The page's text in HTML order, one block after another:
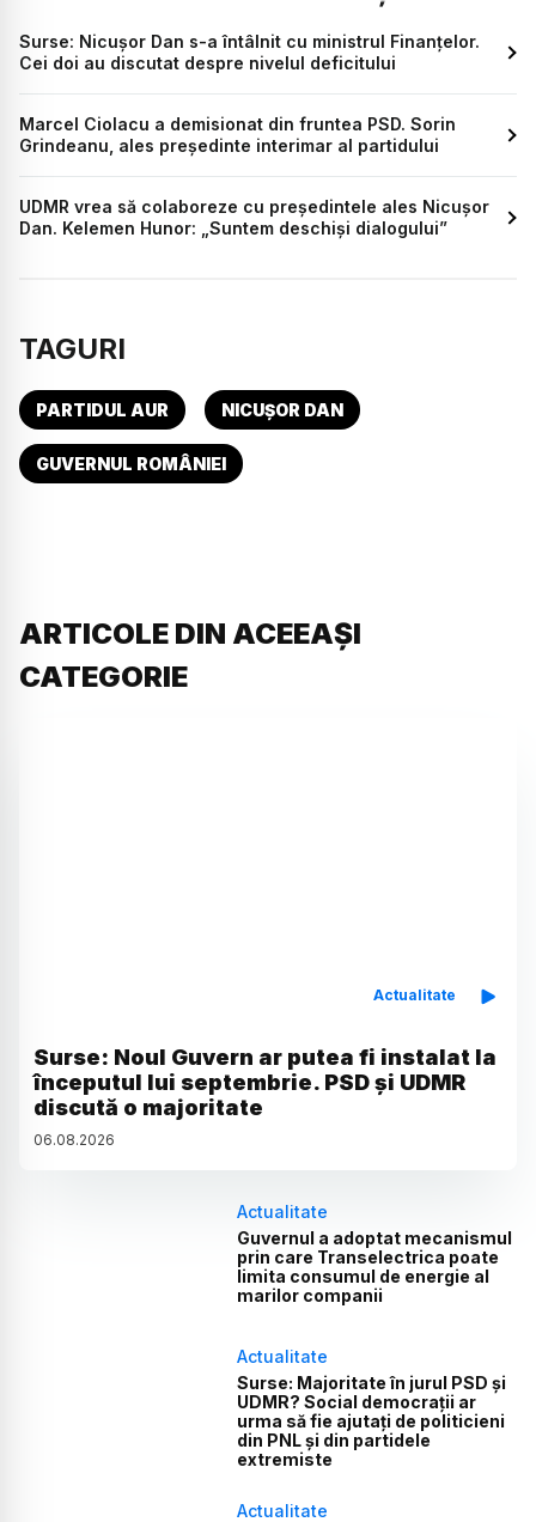
Surse: Nicușor Dan s-a întâlnit cu ministrul Finanțelor.
Cei doi au discutat despre nivelul deficitului
Marcel Ciolacu a demisionat din fruntea PSD. Sorin
Grindeanu, ales președinte interimar al partidului
UDMR vrea să colaboreze cu președintele ales Nicușor
Dan. Kelemen Hunor: „Suntem deschişi dialogului”
TAGURI
PARTIDUL AUR NICUȘOR DAN
GUVERNUL ROMÂNIEI
ARTICOLE DIN ACEEAȘI
CATEGORIE
Actualitate
Surse: Noul Guvern ar putea fi instalat la
începutul lui septembrie. PSD și UDMR
discută o majoritate
06.08.2026
Actualitate
Guvernul a adoptat mecanismul
prin care Transelectrica poate
limita consumul de energie al
marilor companii
Actualitate
Surse: Majoritate în jurul PSD și
UDMR? Social democrații ar
urma să fie ajutați de politicieni
din PNL și din partidele
extremiste
Actualitate